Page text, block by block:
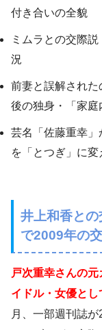
付き合いの全貌
ミムラとの交際
況
前妻と誤解され
後の独身・「家庭
芸名「佐藤重幸」
を「とつぎ」に
井上和香と
で2009年の
戸次重幸さんの
イドル・女優とし
月、一部週刊誌